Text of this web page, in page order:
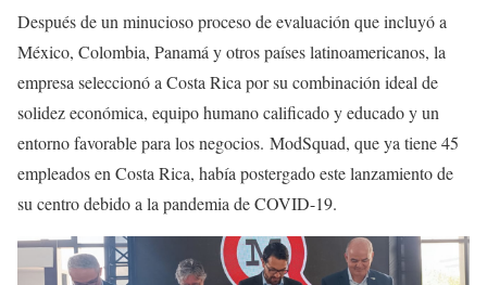
Después de un minucioso proceso de evaluación que incluyó a
México, Colombia, Panamá y otros países latinoamericanos, la
empresa seleccionó a Costa Rica por su combinación ideal de
solidez económica, equipo humano calificado y educado y un
entorno favorable para los negocios. ModSquad, que ya tiene 45
empleados en Costa Rica, había postergado este lanzamiento de
su centro debido a la pandemia de COVID-19.